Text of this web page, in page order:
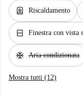
water_heater Riscaldamento
window_closed Finestra con vista
ac_unit Aria condizionata
Mostra tutti (12)